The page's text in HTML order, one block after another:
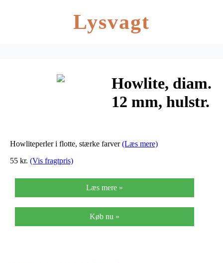
Lysvagt
Howlite, diam.
12 mm, hulstr.
stærke farver,
32stk.
Howliteperler i flotte, stærke farver(Læs mere)
55 kr. (Vis fragtpris)
Læs mere »
Køb nu »